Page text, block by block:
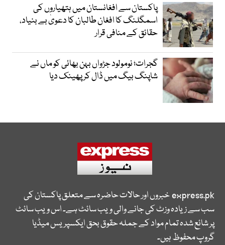
پاکستان سے افغانستان میں ہتھیاروں کی
اسمگلنگ کا افغان طالبان کا دعویٰ بے بنیاد،
حقائق کے منافی قرار
گجرات؛ نومولود جڑواں بہن بھائی کو ماں نے
شاپنگ بیگ میں ڈال کر پھینک دیا
express.pkخبروں اور حالات حاضرہ سے متعلق پاکستان کی
سب سے زیادہ وزٹ کی جانے والی ویب سائٹ ہے۔ اس ویب سائٹ
پر شائع شدہ تمام مواد کے جملہ حقوق بحق ایکسپریس میڈیا
گروپ محفوظ ہیں۔